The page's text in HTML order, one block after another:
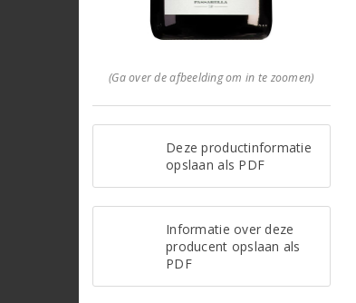
(Ga over de afbeelding om in te zoomen)
Deze productinformatie
opslaan als PDF
Informatie over deze
producent opslaan als
PDF